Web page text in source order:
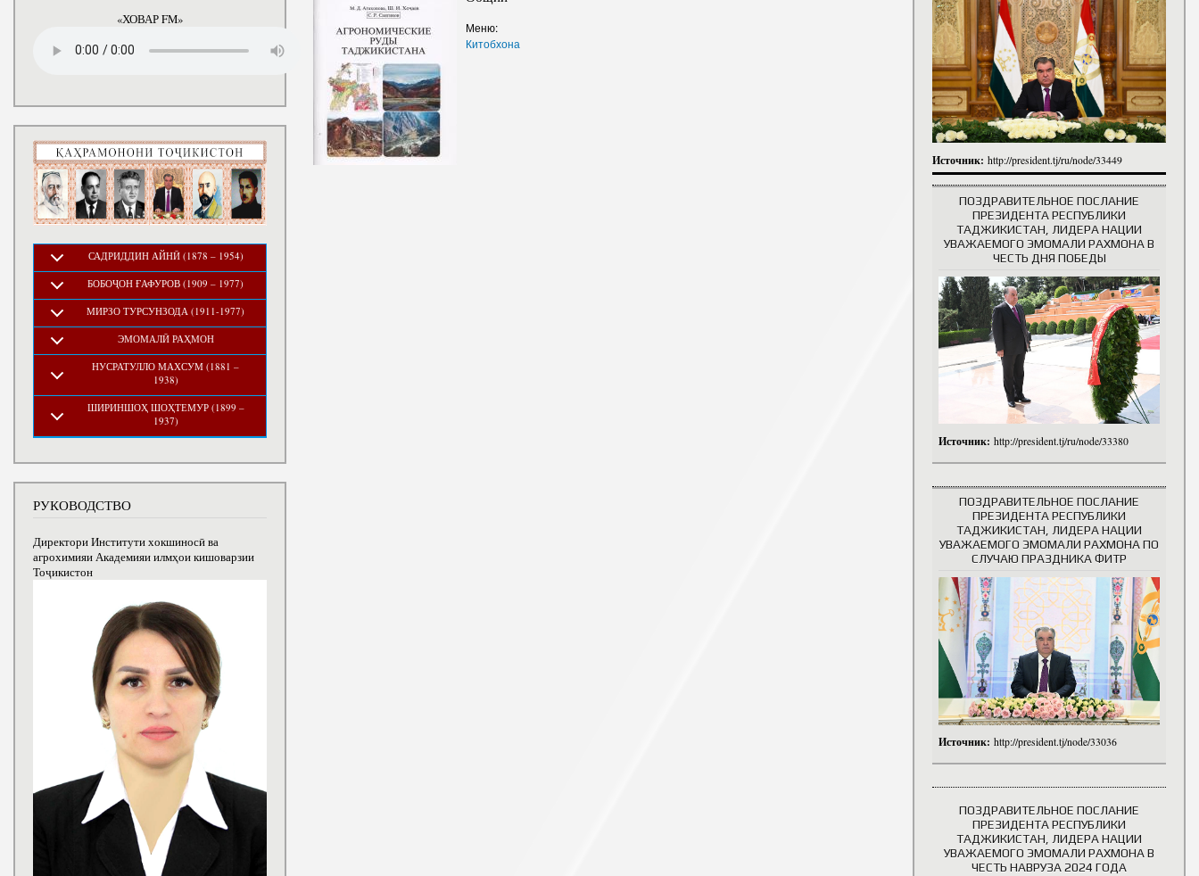
Структура
История руководителей
Меню:
Китобхона
«ХОВАР FM»
САДРИДДИН АЙНӢ (1878 – 1954)
БОБОҶОН ҒАФУРОВ (1909 – 1977)
МИРЗО ТУРСУНЗОДА (1911-1977)
ЭМОМАЛӢ РАҲМОН
НУСРАТУЛЛО МАХСУМ (1881 –
1938)
ШИРИНШОҲ ШОҲТЕМУР (1899 –
1937)
РУКОВОДСТВО
Директори Институти хокшиносӣ ва
агрохимияи Академияи илмҳои кишоварзии
Тоҷикистон
Источник: http://president.tj/ru/node/33449
ПОЗДРАВИТЕЛЬНОЕ ПОСЛАНИЕ
ПРЕЗИДЕНТА РЕСПУБЛИКИ
ТАДЖИКИСТАН, ЛИДЕРА НАЦИИ
УВАЖАЕМОГО ЭМОМАЛИ РАХМОНА В
ЧЕСТЬ ДНЯ ПОБЕДЫ
Источник: http://president.tj/ru/node/33380
ПОЗДРАВИТЕЛЬНОЕ ПОСЛАНИЕ
ПРЕЗИДЕНТА РЕСПУБЛИКИ
ТАДЖИКИСТАН, ЛИДЕРА НАЦИИ
УВАЖАЕМОГО ЭМОМАЛИ РАХМОНА ПО
СЛУЧАЮ ПРАЗДНИКА ФИТР
Источник: http://president.tj/node/33036
ПОЗДРАВИТЕЛЬНОЕ ПОСЛАНИЕ
ПРЕЗИДЕНТА РЕСПУБЛИКИ
ТАДЖИКИСТАН, ЛИДЕРА НАЦИИ
УВАЖАЕМОГО ЭМОМАЛИ РАХМОНА В
ЧЕСТЬ НАВРУЗА 2024 ГОДА